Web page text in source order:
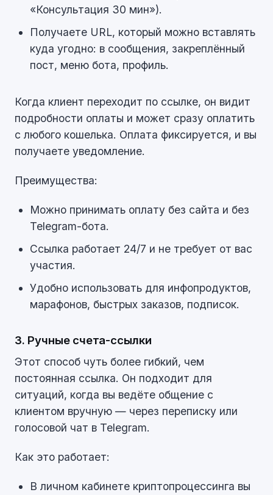
«Консультация 30 мин»).
Получаете URL, который можно вставлять
куда угодно: в сообщения, закреплённый
пост, меню бота, профиль.
Когда клиент переходит по ссылке, он видит
подробности оплаты и может сразу оплатить
с любого кошелька. Оплата фиксируется, и вы
получаете уведомление.
Преимущества:
Можно принимать оплату без сайта и без
Telegram-бота.
Ссылка работает 24/7 и не требует от вас
участия.
Удобно использовать для инфопродуктов,
марафонов, быстрых заказов, подписок.
3. Ручные счета-ссылки
Этот способ чуть более гибкий, чем
постоянная ссылка. Он подходит для
ситуаций, когда вы ведёте общение с
клиентом вручную — через переписку или
голосовой чат в Telegram.
Как это работает:
В личном кабинете криптопроцессинга вы